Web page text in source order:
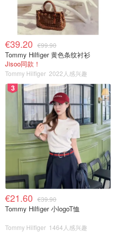
€39.20 €99.90
Tommy Hilfiger 黄色条纹衬衫
Jisoo同款！
Tommy Hilfiger 2022人感兴趣
3
€21.60 €39.90
Tommy Hilfiger 小logoT恤
Tommy Hilfiger 1464人感兴趣